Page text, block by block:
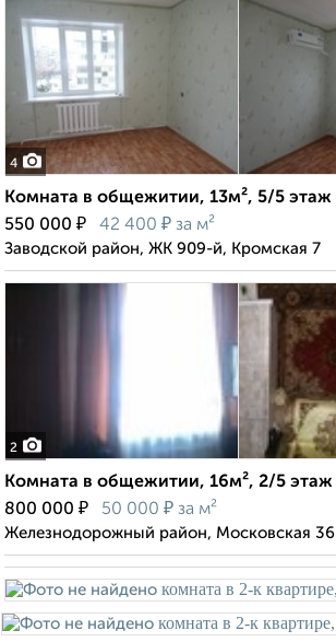
4
Комната в общежитии, 13м², 5/5 этаж
550 000 ₽ 42 400 ₽ за м²
Заводской район, ЖК 909-й, Кромская 7
2
Комната в общежитии, 16м², 2/5 этаж
800 000 ₽ 50 000 ₽ за м²
Железнодорожный район, Московская 36